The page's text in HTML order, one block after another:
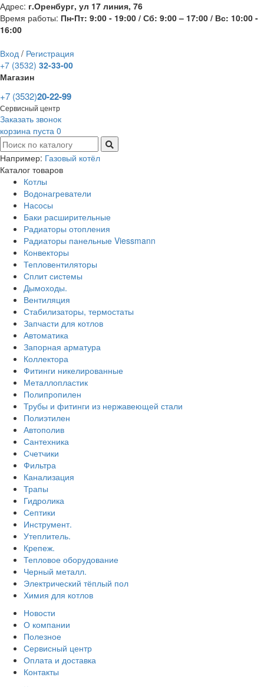
Адрес: г.Оренбург, ул 17 линия, 76
Время работы: Пн-Пт: 9:00 - 19:00 / Сб: 9:00 – 17:00 / Вс: 10:00 -
16:00
Вход / Регистрация
+7 (3532) 32-33-00
Магазин
+7 (3532)20-22-99
Сервисный центр
Заказать звонок
корзина пуста 0
Например: Газовый котёл
Каталог товаров
Котлы
Водонагреватели
Насосы
Баки расширительные
Радиаторы отопления
Радиаторы панельные Viessmann
Конвекторы
Тепловентиляторы
Сплит системы
Дымоходы.
Вентиляция
Стабилизаторы, термостаты
Запчасти для котлов
Автоматика
Запорная арматура
Коллектора
Фитинги никелированные
Металлопластик
Полипропилен
Трубы и фитинги из нержавеющей стали
Полиэтилен
Автополив
Сантехника
Счетчики
Фильтра
Канализация
Трапы
Гидролика
Септики
Инструмент.
Утеплитель.
Крепеж.
Тепловое оборудование
Черный металл.
Электрический тёплый пол
Химия для котлов
Новости
О компании
Полезное
Сервисный центр
Оплата и доставка
Контакты